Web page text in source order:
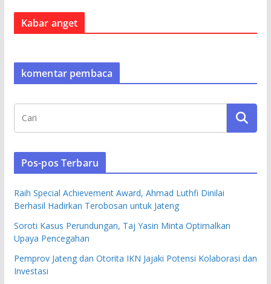
Kabar anget
komentar pembaca
Pos-pos Terbaru
Raih Special Achievement Award, Ahmad Luthfi Dinilai
Berhasil Hadirkan Terobosan untuk Jateng
Soroti Kasus Perundungan, Taj Yasin Minta Optimalkan
Upaya Pencegahan
Pemprov Jateng dan Otorita IKN Jajaki Potensi Kolaborasi dan
Investasi